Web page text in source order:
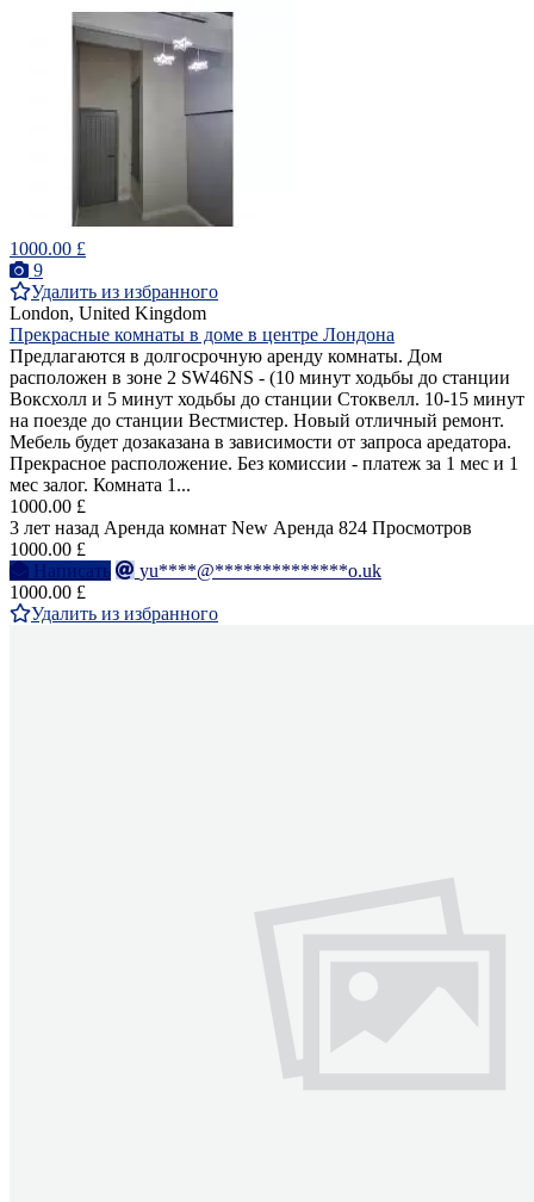
1000.00 £
9
Удалить из избранного
London, United Kingdom
Прекрасные комнаты в доме в центре Лондона
Предлагаются в долгосрочную аренду комнаты. Дом
расположен в зоне 2 SW46NS - (10 минут ходьбы до станции
Воксхолл и 5 минут ходьбы до станции Стоквелл. 10-15 минут
на поезде до станции Вестмистер. Новый отличный ремонт.
Мебель будет дозаказана в зависимости от запроса аредатора.
Прекрасное расположение. Без комиссии - платеж за 1 мес и 1
мес залог. Комната 1...
1000.00 £
3 лет назад Аренда комнат New Аренда 824 Просмотров
1000.00 £
Написать
yu****@**************o.uk
1000.00 £
Удалить из избранного